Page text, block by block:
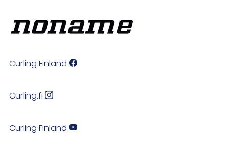
Curling Finland
Curling.fi
Curling Finland